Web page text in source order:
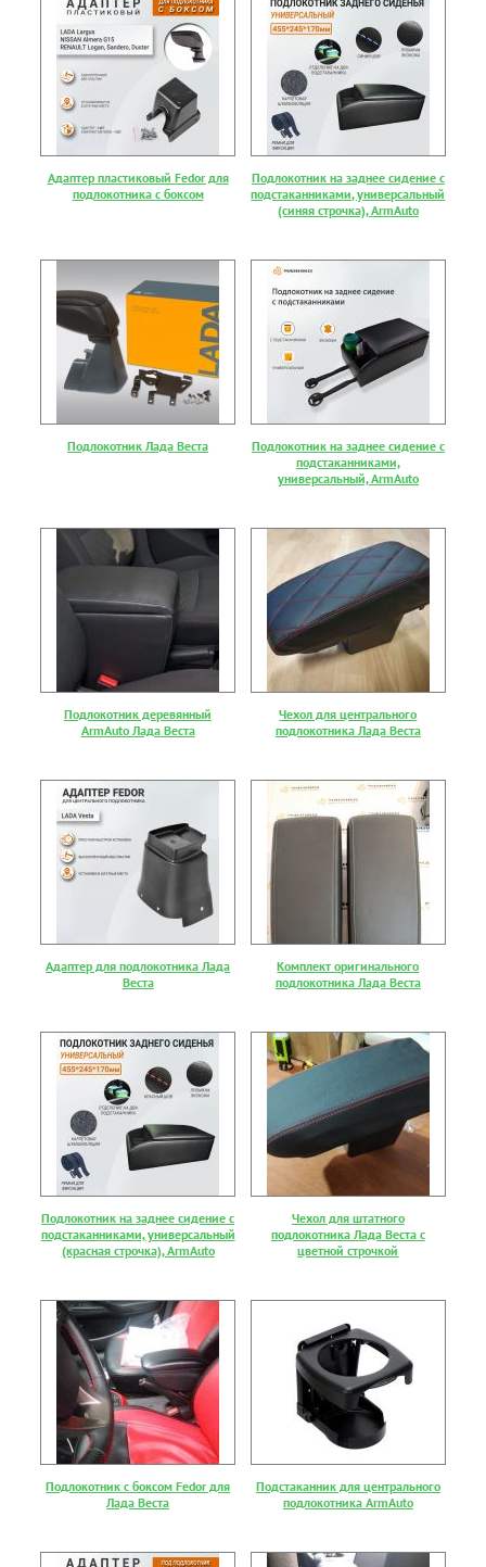
Адаптер пластиковый Fedor для
подлокотника с боксом
Подлокотник на заднее сидение с
подстаканниками, универсальный
(синяя строчка), ArmAuto
Подлокотник Лада Веста
Подлокотник на заднее сидение с
подстаканниками,
универсальный, ArmAuto
Подлокотник деревянный
ArmAuto Лада Веста
Чехол для центрального
подлокотника Лада Веста
Адаптер для подлокотника Лада
Веста
Комплект оригинального
подлокотника Лада Веста
Подлокотник на заднее сидение с
подстаканниками, универсальный
(красная строчка), ArmAuto
Чехол для штатного
подлокотника Лада Веста с
цветной строчкой
Подлокотник с боксом Fedor для
Лада Веста
Подстаканник для центрального
подлокотника ArmAuto